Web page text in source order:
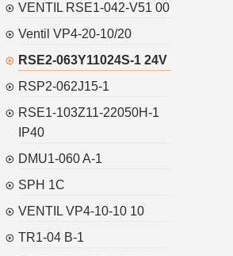
VENTIL RSE1-042-V51 00
Ventil VP4-20-10/20
RSE2-063Y11024S-1 24V
RSP2-062J15-1
RSE1-103Z11-22050H-1
IP40
DMU1-060 A-1
SPH 1C
VENTIL VP4-10-10 10
TR1-04 B-1